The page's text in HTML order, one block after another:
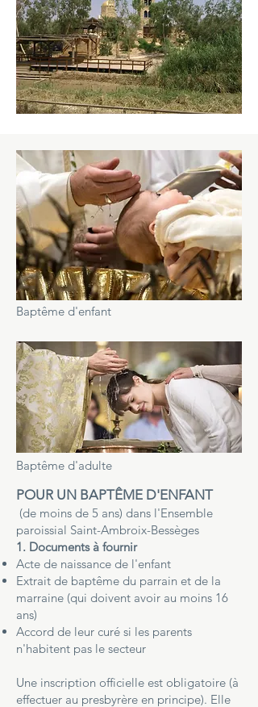
Baptême d'enfant
Baptême d'adulte
POUR UN BAPTÊME D'ENFANT
(de moins de 5 ans) dans l'Ensemble
paroissial Saint-Ambroix-Bessèges
1. Documents à fournir
Acte de naissance de l'enfant
Extrait de baptême du parrain et de la
marraine (qui doivent avoir au moins 16
ans)
Accord de leur curé si les parents
n'habitent pas le secteur
Une inscription officielle est obligatoire (à
effectuer au presbyrère en principe). Elle